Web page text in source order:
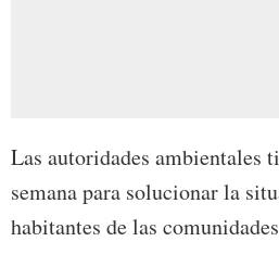
Las autoridades ambientales
semana para solucionar la
habitantes de las